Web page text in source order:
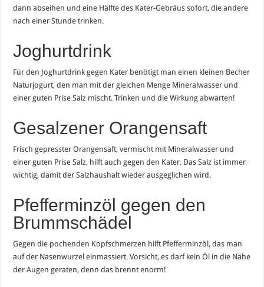
dann abseihen und eine Hälfte des Kater-Gebräus sofort, die andere
nach einer Stunde trinken.
Joghurtdrink
Für den Joghurtdrink gegen Kater benötigt man einen kleinen Becher
Naturjogurt, den man mit der gleichen Menge Mineralwasser und
einer guten Prise Salz mischt. Trinken und die Wirkung abwarten!
Gesalzener Orangensaft
Frisch gepresster Orangensaft, vermischt mit Mineralwasser und
einer guten Prise Salz, hilft auch gegen den Kater. Das Salz ist immer
wichtig, damit der Salzhaushalt wieder ausgeglichen wird.
Pfefferminzöl gegen den
Brummschädel
Gegen die pochenden Kopfschmerzen hilft Pfefferminzöl, das man
auf der Nasenwurzel einmassiert. Vorsicht, es darf kein Öl in die Nähe
der Augen geraten, denn das brennt enorm!